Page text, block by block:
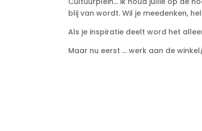
blij van wordt. Wil je meedenken,
Als je inspiratie deelt word het
Maar nu eerst … werk aan de